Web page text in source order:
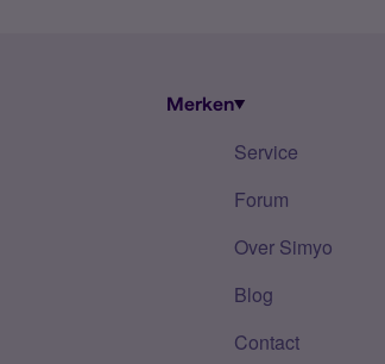
Merken
Service
Forum
Over Simyo
Blog
Contact